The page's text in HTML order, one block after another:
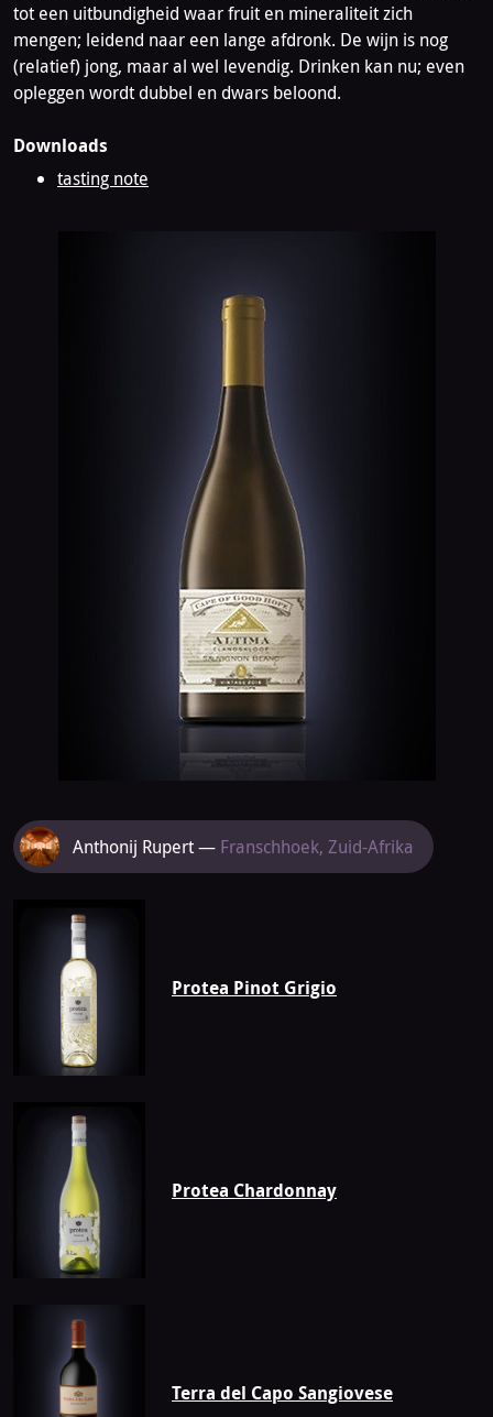
tot een uitbundigheid waar fruit en mineraliteit zich
mengen; leidend naar een lange afdronk. De wijn is nog
(relatief) jong, maar al wel levendig. Drinken kan nu; even
opleggen wordt dubbel en dwars beloond.
Downloads
tasting note
Meer
Anthonij
Rupert
Anthonij Rupert — Franschhoek, Zuid-Afrika
Protea Pinot Grigio
Protea Chardonnay
Terra del Capo Sangiovese